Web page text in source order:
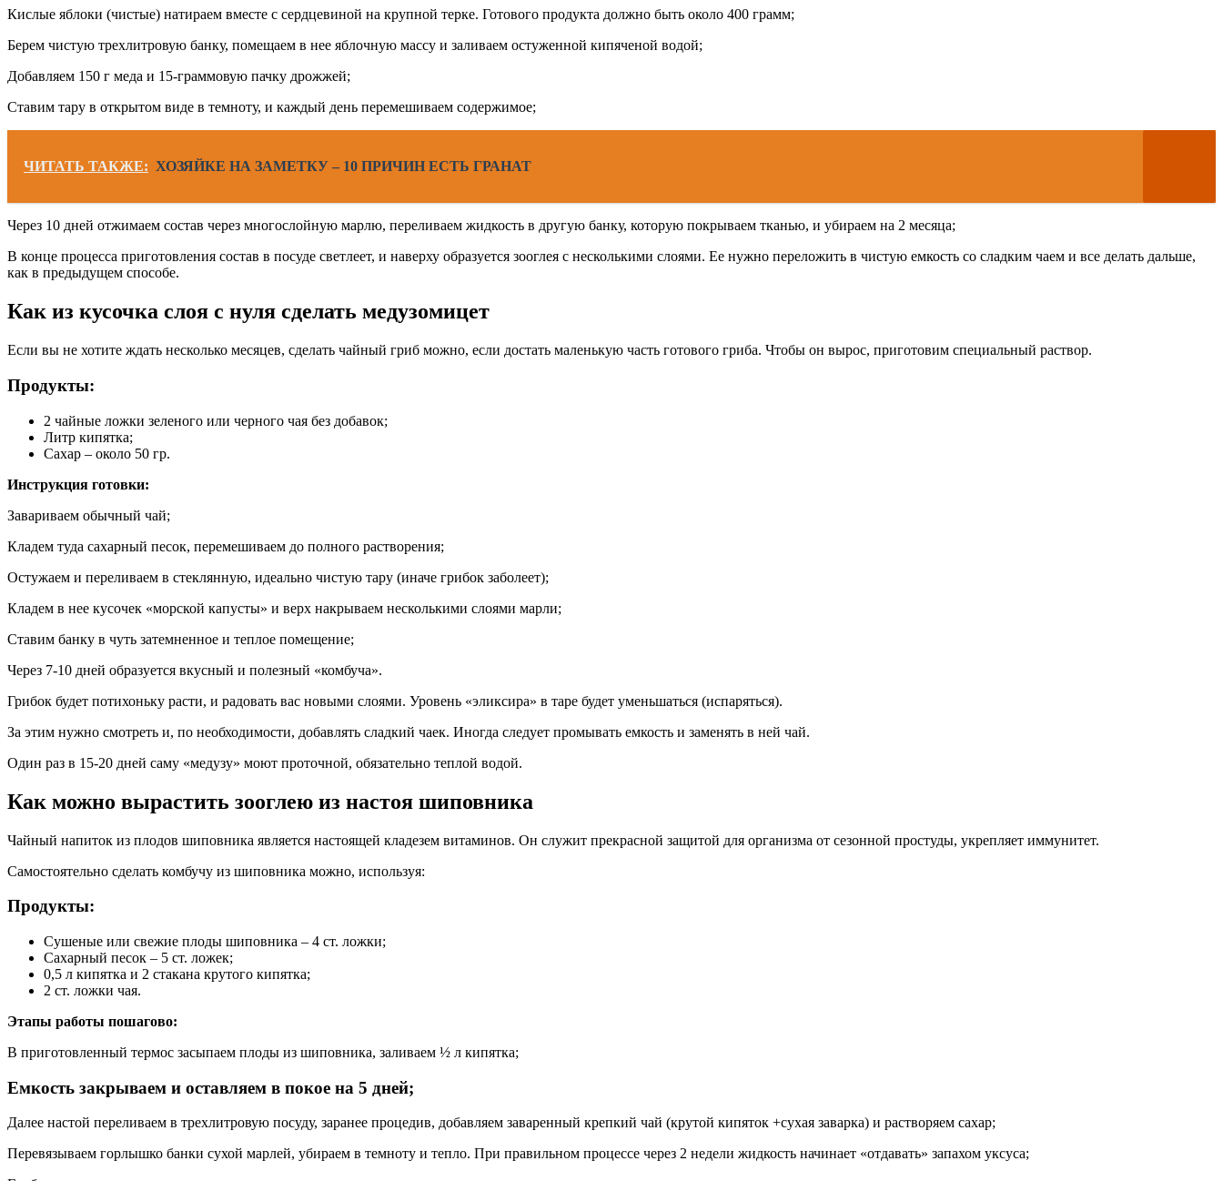
Кислые яблоки (чистые) натираем вместе с сердцевиной на крупной терке. Готового продукта должно быть около 400 грамм;
Берем чистую трехлитровую банку, помещаем в нее яблочную массу и заливаем остуженной кипяченой водой;
Добавляем 150 г меда и 15-граммовую пачку дрожжей;
Ставим тару в открытом виде в темноту, и каждый день перемешиваем содержимое;
ЧИТАТЬ ТАКЖЕ: ХОЗЯЙКЕ НА ЗАМЕТКУ – 10 ПРИЧИН ЕСТЬ ГРАНАТ
Через 10 дней отжимаем состав через многослойную марлю, переливаем жидкость в другую банку, которую покрываем тканью, и убираем на 2 месяца;
В конце процесса приготовления состав в посуде светлеет, и наверху образуется зооглея с несколькими слоями. Ее нужно переложить в чистую емкость со сладким чаем и все делать дальше,
как в предыдущем способе.
Как из кусочка слоя с нуля сделать медузомицет
Если вы не хотите ждать несколько месяцев, сделать чайный гриб можно, если достать маленькую часть готового гриба. Чтобы он вырос, приготовим специальный раствор.
Продукты:
2 чайные ложки зеленого или черного чая без добавок;
Литр кипятка;
Сахар – около 50 гр.
Инструкция готовки:
Завариваем обычный чай;
Кладем туда сахарный песок, перемешиваем до полного растворения;
Остужаем и переливаем в стеклянную, идеально чистую тару (иначе грибок заболеет);
Кладем в нее кусочек «морской капусты» и верх накрываем несколькими слоями марли;
Ставим банку в чуть затемненное и теплое помещение;
Через 7-10 дней образуется вкусный и полезный «комбуча».
Грибок будет потихоньку расти, и радовать вас новыми слоями. Уровень «эликсира» в таре будет уменьшаться (испаряться).
За этим нужно смотреть и, по необходимости, добавлять сладкий чаек. Иногда следует промывать емкость и заменять в ней чай.
Один раз в 15-20 дней саму «медузу» моют проточной, обязательно теплой водой.
Как можно вырастить зооглею из настоя шиповника
Чайный напиток из плодов шиповника является настоящей кладезем витаминов. Он служит прекрасной защитой для организма от сезонной простуды, укрепляет иммунитет.
Самостоятельно сделать комбучу из шиповника можно, используя:
Продукты:
Сушеные или свежие плоды шиповника – 4 ст. ложки;
Сахарный песок – 5 ст. ложек;
0,5 л кипятка и 2 стакана крутого кипятка;
2 ст. ложки чая.
Этапы работы пошагово:
В приготовленный термос засыпаем плоды из шиповника, заливаем ½ л кипятка;
Емкость закрываем и оставляем в покое на 5 дней;
Далее настой переливаем в трехлитровую посуду, заранее процедив, добавляем заваренный крепкий чай (крутой кипяток +сухая заварка) и растворяем сахар;
Перевязываем горлышко банки сухой марлей, убираем в темноту и тепло. При правильном процессе через 2 недели жидкость начинает «отдавать» запахом уксуса;